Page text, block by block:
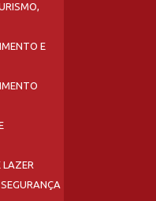
E
LAZER